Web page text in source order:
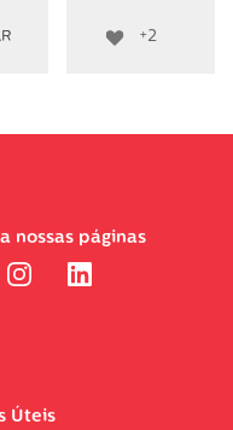
+2
Úteis
nossas páginas